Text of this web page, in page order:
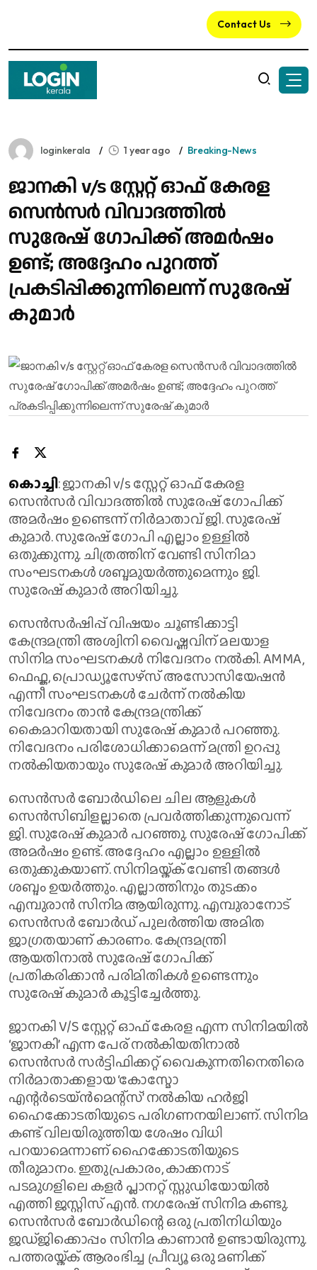
Contact Us
loginkerala 1 year ago Breaking-News
ജാനകി v/s സ്റ്റേറ്റ് ഓഫ് കേരള
സെൻസർ വിവാദത്തിൽ
സുരേഷ് ഗോപിക്ക് അമർഷം
ഉണ്ട്; അദ്ദേഹം പുറത്ത്
പ്രകടിപ്പിക്കുന്നിലെന്ന് സുരേഷ്
കുമാർ
കൊച്ചി: ജാനകി v/s സ്റ്റേറ്റ് ഓഫ് കേരള
സെൻസർ വിവാദത്തിൽ സുരേഷ് ഗോപിക്ക്
അമർഷം ഉണ്ടെന്ന് നിർമാതാവ് ജി. സുരേഷ്
കുമാർ. സുരേഷ് ഗോപി എല്ലാം ഉള്ളിൽ
ഒതുക്കുന്നു. ചിത്രത്തിന് വേണ്ടി സിനിമാ
സംഘടനകൾ ശബ്ദമുയർത്തുമെന്നും ജി.
സുരേഷ് കുമാർ അറിയിച്ചു.
സെന്‍സർഷിപ്പ് വിഷയം ചൂണ്ടിക്കാട്ടി
കേന്ദ്രമന്ത്രി അശ്വിനി വൈഷ്ണവിന് മലയാള
സിനിമ സംഘടനകൾ നിവേദനം നൽകി. AMMA,
ഫെഫ്ക, പ്രൊഡ്യൂസേഴ്സ് അസോസിയേഷൻ
എന്നീ സംഘടനകൾ ചേർന്ന് നൽകിയ
നിവേദനം താൻ കേന്ദ്രമന്ത്രിക്ക്
കൈമാറിയതായി സുരേഷ് കുമാർ പറഞ്ഞു.
നിവേദനം പരിശോധിക്കാമെന്ന് മന്ത്രി ഉറപ്പു
നൽകിയതായും സുരേഷ് കുമാർ അറിയിച്ചു.
സെൻസർ ബോർഡിലെ ചില ആളുകൾ
സെൻസിബിളല്ലാതെ പ്രവർത്തിക്കുന്നുവെന്ന്
ജി. സുരേഷ് കുമാർ പറഞ്ഞു. സുരേഷ് ഗോപിക്ക്
അമർഷം ഉണ്ട്. അദ്ദേഹം എല്ലാം ഉള്ളിൽ
ഒതുക്കുകയാണ്. സിനിമയ്ക്ക് വേണ്ടി തങ്ങൾ
ശബ്ദം ഉയർത്തും. എല്ലാത്തിനും തുടക്കം
എമ്പുരാൻ സിനിമ ആയിരുന്നു. എമ്പുരാനോട്
സെൻസർ ബോർഡ് പുലർത്തിയ അമിത
ജാഗ്രതയാണ് കാരണം. കേന്ദ്രമന്ത്രി
ആയതിനാൽ സുരേഷ് ഗോപിക്ക്
പ്രതികരിക്കാൻ പരിമിതികൾ ഉണ്ടെന്നും
സുരേഷ് കുമാർ കൂട്ടിച്ചേർത്തു.
ജാനകി V/S സ്റ്റേറ്റ് ഓഫ് കേരള എന്ന സിനിമയിൽ
‘ജാനകി’ എന്ന പേര് നൽകിയതിനാൽ
സെൻസർ സർട്ടിഫിക്കറ്റ് വൈകുന്നതിനെതിരെ
നിർമാതാക്കളായ ‘കോസ്മോ
എന്റർടെയ്ൻമെന്റ്സ്’ നൽകിയ ഹർജി
ഹൈക്കോടതിയുടെ പരിഗണനയിലാണ്. സിനിമ
കണ്ട് വിലയിരുത്തിയ ശേഷം വിധി
പറയാമെന്നാണ് ഹൈക്കോടതിയുടെ
തീരുമാനം. ഇതുപ്രകാരം, കാക്കനാട്
പടമുഗളിലെ കളർ പ്ലാനറ്റ് സ്റ്റുഡിയോയിൽ
എത്തി ജസ്റ്റിസ് എൻ. നഗരേഷ് സിനിമ കണ്ടു.
സെൻസർ ബോർഡിന്റെ ഒരു പ്രതിനിധിയും
ജഡ്ജിക്കൊപ്പം സിനിമ കാണാൻ ഉണ്ടായിരുന്നു.
പത്തരയ്ക്ക് ആരംഭിച്ച പ്രീവ്യൂ ഒരു മണിക്ക്